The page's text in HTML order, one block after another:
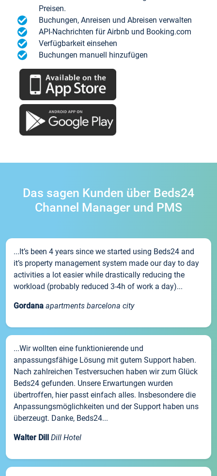
Preisen.
Buchungen, Anreisen und Abreisen verwalten
API-Nachrichten für Airbnb und Booking.com
Verfügbarkeit einsehen
Buchungen manuell hinzufügen
Das sagen Kunden über Beds24
Channel Manager und PMS
...It’s been 4 years since we started using Beds24 and
it’s property management system made our day to day
activities a lot easier while drastically reducing the
workload (probably reduced 3-4h of work a day)...
Gordana apartments barcelona city
...Wir wollten eine funktionierende und
anpassungsfähige Lösung mit gutem Support haben.
Nach zahlreichen Testversuchen haben wir zum Glück
Beds24 gefunden. Unsere Erwartungen wurden
übertroffen, hier passt einfach alles. Insbesondere die
Anpassungsmöglichkeiten und der Support haben uns
überzeugt. Danke, Beds24...
Walter Dill Dill Hotel